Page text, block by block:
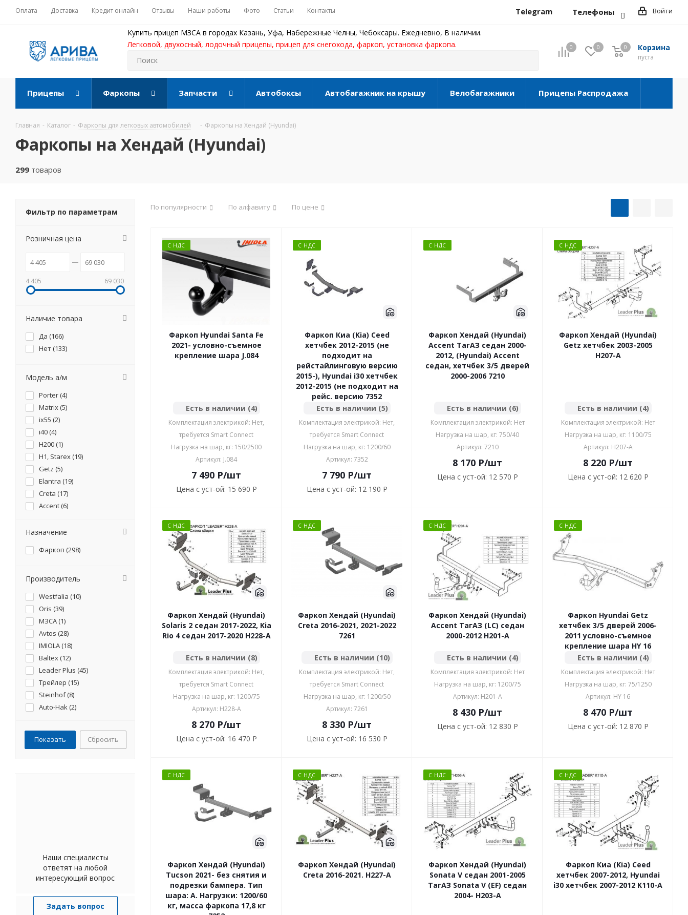
Оплата Доставка Кредит онлайн Отзывы Наши работы Фото Статьи Контакты Войти
Telegram Телефоны
Купить прицеп МЗСА в городах Казань, Уфа, Набережные Челны, Чебоксары. Ежедневно, В наличии.
Легковой, двухосный, лодочный прицепы, прицеп для снегохода, фаркоп, установка фаркопа.
0 0 Корзина
0
пуста
0
Прицепы Фаркопы Запчасти Автобоксы Автобагажник на крышу Велобагажники Прицепы Распродажа
Главная - Каталог - Фаркопы для легковых автомобилей - Фаркопы на Хендай (Hyundai)
Фаркопы на Хендай (Hyundai)
299 товаров
По популярности По алфавиту По цене
С НДС
Фаркоп Hyundai Santa Fe
2021- условно-съемное
крепление шара J.084
Есть в наличии (4)
Комплектация электрикой: Нет,
требуется Smart Connect
Нагрузка на шар, кг: 150/2500
Артикул: J.084
7 490 P/шт
Цена с уст-ой: 15 690 P
С НДС
Фаркоп Киа (Kia) Ceed
хетчбек 2012-2015 (не
подходит на
рейстайлинговую версию
2015-), Hyundai i30 хетчбек
2012-2015 (не подходит на
рейс. версию 7352
Есть в наличии (5)
Комплектация электрикой: Нет,
требуется Smart Connect
Нагрузка на шар, кг: 1200/60
Артикул: 7352
7 790 P/шт
Цена с уст-ой: 12 190 P
С НДС
Фаркоп Хендай (Hyundai)
Accent ТагАЗ седан 2000-
2012, (Hyundai) Accent
седан, хетчбек 3/5 дверей
2000-2006 7210
Есть в наличии (6)
Комплектация электрикой: Нет
Нагрузка на шар, кг: 750/40
Артикул: 7210
8 170 P/шт
Цена с уст-ой: 12 570 P
С НДС
Фаркоп Хендай (Hyundai)
Getz хетчбек 2003-2005
H207-A
Есть в наличии (4)
Комплектация электрикой: Нет
Нагрузка на шар, кг: 1100/75
Артикул: H207-A
8 220 P/шт
Цена с уст-ой: 12 620 P
С НДС
Фаркоп Хендай (Hyundai)
Solaris 2 седан 2017-2022, Kia
Rio 4 седан 2017-2020 H228-A
Есть в наличии (8)
Комплектация электрикой: Нет,
требуется Smart Connect
Нагрузка на шар, кг: 1200/75
Артикул: H228-A
8 270 P/шт
Цена с уст-ой: 16 470 P
С НДС
Фаркоп Хендай (Hyundai)
Creta 2016-2021, 2021-2022
7261
Есть в наличии (10)
Комплектация электрикой: Нет,
требуется Smart Connect
Нагрузка на шар, кг: 1200/50
Артикул: 7261
8 330 P/шт
Цена с уст-ой: 16 530 P
С НДС
Фаркоп Хендай (Hyundai)
Accent ТагАЗ (LC) седан
2000-2012 H201-A
Есть в наличии (4)
Комплектация электрикой: Нет
Нагрузка на шар, кг: 1200/75
Артикул: H201-A
8 430 P/шт
Цена с уст-ой: 12 830 P
С НДС
Фаркоп Hyundai Getz
хетчбек 3/5 дверей 2006-
2011 условно-съемное
крепление шара HY 16
Есть в наличии (4)
Комплектация электрикой: Нет
Нагрузка на шар, кг: 75/1250
Артикул: HY 16
8 470 P/шт
Цена с уст-ой: 12 870 P
С НДС
Фаркоп Хендай (Hyundai)
Tucson 2021- без снятия и
подрезки бампера. Тип
шара: A. Нагрузки: 1200/60
кг, масса фаркопа 17,8 кг
С НДС
Фаркоп Хендай (Hyundai)
Creta 2016-2021. H227-A
С НДС
Фаркоп Хендай (Hyundai)
Sonata V седан 2001-2005
ТагАЗ Sonata V (EF) седан
2004- H203-A
С НДС
Фаркоп Киа (Kia) Ceed
хетчбек 2007-2012, Hyundai
i30 хетчбек 2007-2012 K110-A
Фильтр по параметрам
Розничная цена
4 405 69 030
Наличие товара
Да (166)
Нет (133)
Модель а/м
Porter (4)
Matrix (5)
ix55 (2)
i40 (4)
H200 (1)
H1, Starex (19)
Getz (5)
Elantra (19)
Creta (17)
Accent (6)
Ceed, XCeed, ProCeed, i30
Rio, Rio III, Rio IV, Rio X, Rio
Santa Fe IV, Grand Santa
Sorento Prime, Santa Fe (
Partner (
Terracan (
Sonata (9
HD65 (1)
Korando, Tagaz Tager (
Bongo, K2500 (2)
Trajet (1)
Palisade (7)
Santa Fe, KIA Sorento (
Sportage, Tucson (41)
Назначение
Фаркоп (298)
Прoизводитель
Westfalia (10)
Oris (39)
МЗСА (1)
Avtos (28)
IMIOLA (18)
Baltex (12)
Leader Plus (45)
Трейлер (15)
Steinhof (8)
Auto-Hak (2)
PT GROUP (14)
GALIA (41 Сбросить
Наши специалисты
ответят на любой
интересующий вопрос
Задать вопрос